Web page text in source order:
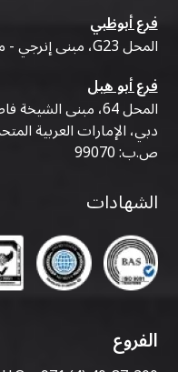
فرع أبوظبي
المحل G23، مبنى إنرجي - مصفح - M20 - أبوظبي
فرع أبو هيل
المحل 64، مبنى
دبي، الإمارات العربية
ص.ب: 99070
الشهادات
الفروع